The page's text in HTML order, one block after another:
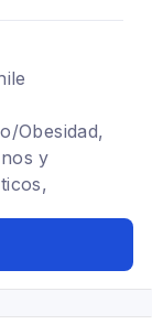
Obesidad,
y